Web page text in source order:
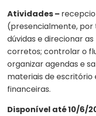
Atividades –
(presencialmente,
dúvidas e direcionar
corretos; controlar o
organizar agendas e
materiais de escritório
financeiras.
Disponível até 10/6/